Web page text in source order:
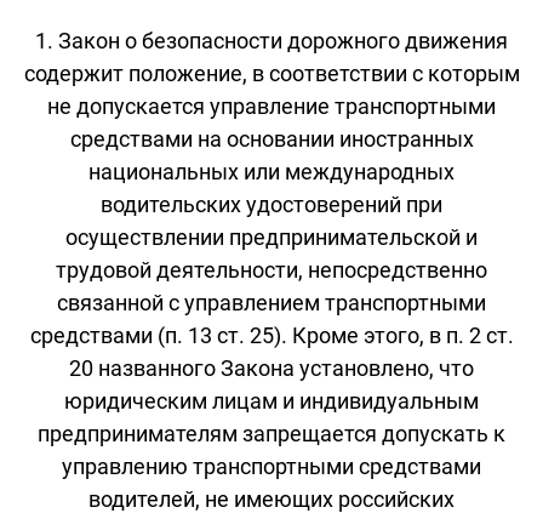
1. Закон о безопасности дорожного движения
содержит положение, в соответствии с которым
не допускается управление транспортными
средствами на основании иностранных
национальных или международных
водительских удостоверений при
осуществлении предпринимательской и
трудовой деятельности, непосредственно
связанной с управлением транспортными
средствами (п. 13 ст. 25). Кроме этого, в п. 2 ст.
20 названного Закона установлено, что
юридическим лицам и индивидуальным
предпринимателям запрещается допускать к
управлению транспортными средствами
водителей, не имеющих российских